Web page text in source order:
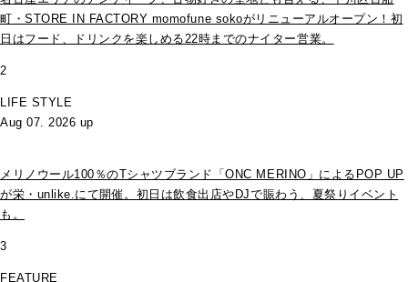
町・STORE IN FACTORY momofune sokoがリニューアルオープン！初
日はフード、ドリンクを楽しめる22時までのナイター営業。
2
LIFE STYLE
Aug 07. 2026 up
メリノウール100％のTシャツブランド「ONC MERINO」によるPOP UP
が栄・unlike.にて開催。初日は飲食出店やDJで賑わう、夏祭りイベント
も。
3
FEATURE